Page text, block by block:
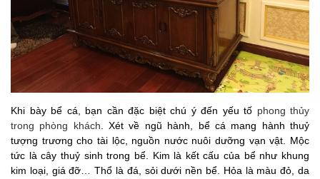
Khi bày bể cá, bạn cần đặc biệt chú ý đến yếu tố phong thủy
trong phòng khách.Xét về ngũ hành, bể cá mang hành thuỷ
tượng trương cho tài lộc, nguồn nước nuôi dưỡng vạn vật. Mộc
tức là cây thuỷ sinh trong bể. Kim là kết cấu của bể như khung
kim loại, giá đỡ… Thổ là đá, sỏi dưới nền bể. Hỏa là màu đỏ, da